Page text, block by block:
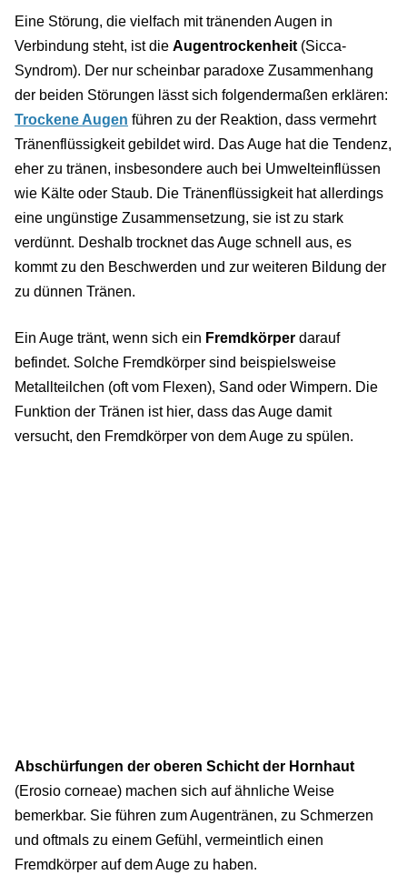
Eine Störung, die vielfach mit tränenden Augen in
Verbindung steht, ist die Augentrockenheit (Sicca-
Syndrom). Der nur scheinbar paradoxe Zusammenhang
der beiden Störungen lässt sich folgendermaßen erklären:
Trockene Augen führen zu der Reaktion, dass vermehrt
Tränenflüssigkeit gebildet wird. Das Auge hat die Tendenz,
eher zu tränen, insbesondere auch bei Umwelteinflüssen
wie Kälte oder Staub. Die Tränenflüssigkeit hat allerdings
eine ungünstige Zusammensetzung, sie ist zu stark
verdünnt. Deshalb trocknet das Auge schnell aus, es
kommt zu den Beschwerden und zur weiteren Bildung der
zu dünnen Tränen.
Ein Auge tränt, wenn sich ein Fremdkörper darauf
befindet. Solche Fremdkörper sind beispielsweise
Metallteilchen (oft vom Flexen), Sand oder Wimpern. Die
Funktion der Tränen ist hier, dass das Auge damit
versucht, den Fremdkörper von dem Auge zu spülen.
Abschürfungen der oberen Schicht der Hornhaut
(Erosio corneae) machen sich auf ähnliche Weise
bemerkbar. Sie führen zum Augentränen, zu Schmerzen
und oftmals zu einem Gefühl, vermeintlich einen
Fremdkörper auf dem Auge zu haben.